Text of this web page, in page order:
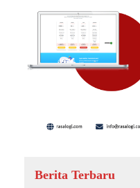
Berita Terbaru